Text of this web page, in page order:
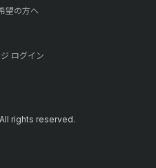
望の方へ
ログイン
rights reserved.